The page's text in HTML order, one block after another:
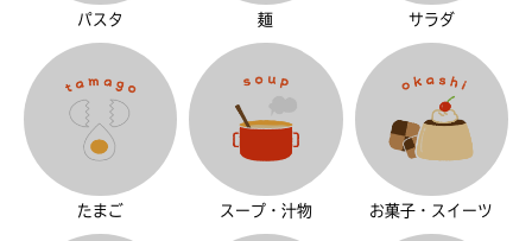
パスタ 麺 サラダ
たまご スープ・汁物 お菓子・スイーツ